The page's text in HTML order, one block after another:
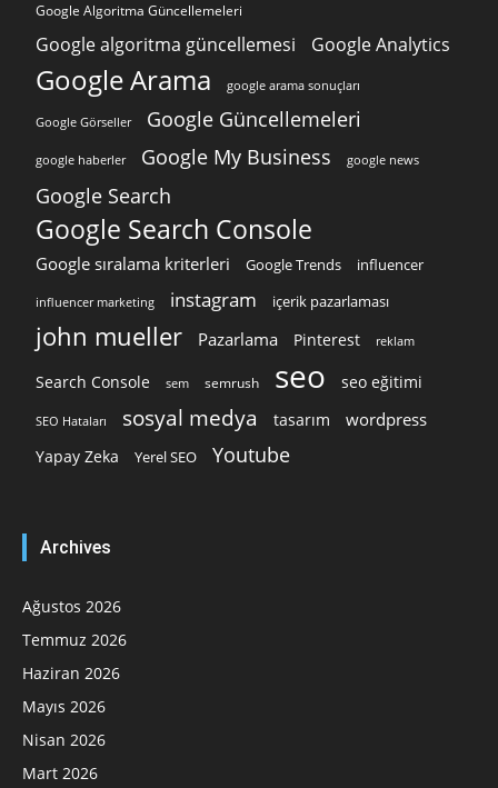
Google Algoritma Güncellemeleri
Google algoritma güncellemesi Google Analytics
Google Arama google arama sonuçları
Google Görseller Google Güncellemeleri
google haberler Google My Business google news
Google Search
Google Search Console
Google sıralama kriterleri Google Trends influencer
influencer marketing instagram içerik pazarlaması
john mueller Pazarlama Pinterest reklam
Search Console sem semrush seo seo eğitimi
SEO Hataları sosyal medya tasarım wordpress
Yapay Zeka Yerel SEO Youtube
Archives
Ağustos 2026
Temmuz 2026
Haziran 2026
Mayıs 2026
Nisan 2026
Mart 2026